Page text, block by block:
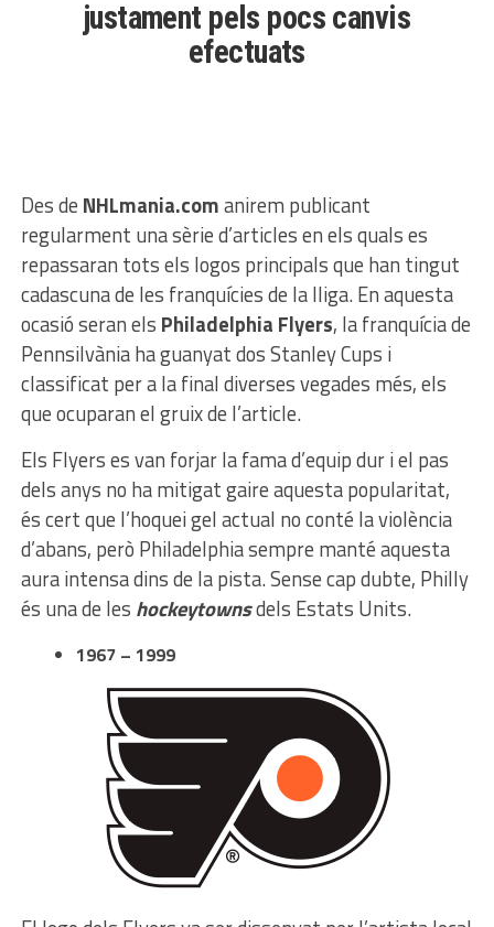
justament pels pocs canvis
efectuats
Des de NHLmania.comanirem publicant
regularment una sèrie d’articles en els quals es
repassaran tots els logos principals que han tingut
cadascuna de les franquícies de la lliga. En aquesta
ocasió seran els Philadelphia Flyers, la franquícia de
Pennsilvània ha guanyat dos Stanley Cups i
classificat per a la final diverses vegades més, els
que ocuparan el gruix de l’article.
Els Flyers es van forjar la fama d’equip dur i el pas
dels anys no ha mitigat gaire aquesta popularitat,
és cert que l’hoquei gel actual no conté la violència
d’abans, però Philadelphia sempre manté aquesta
aura intensa dins de la pista. Sense cap dubte, Philly
és una de les hockeytownsdels Estats Units.
1967 – 1999